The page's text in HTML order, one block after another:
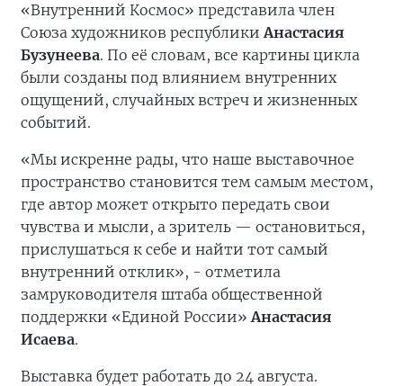
«Внутренний Космос» представила член
Союза художников республики Анастасия
Бузунеева. По её словам, все картины цикла
были созданы под влиянием внутренних
ощущений, случайных встреч и жизненных
событий.
«Мы искренне рады, что наше выставочное
пространство становится тем самым местом,
где автор может открыто передать свои
чувства и мысли, а зритель — остановиться,
прислушаться к себе и найти тот самый
внутренний отклик», - отметила
замруководителя штаба общественной
поддержки «Единой России»Анастасия
Исаева.
Выставка будет работать до 24 августа.